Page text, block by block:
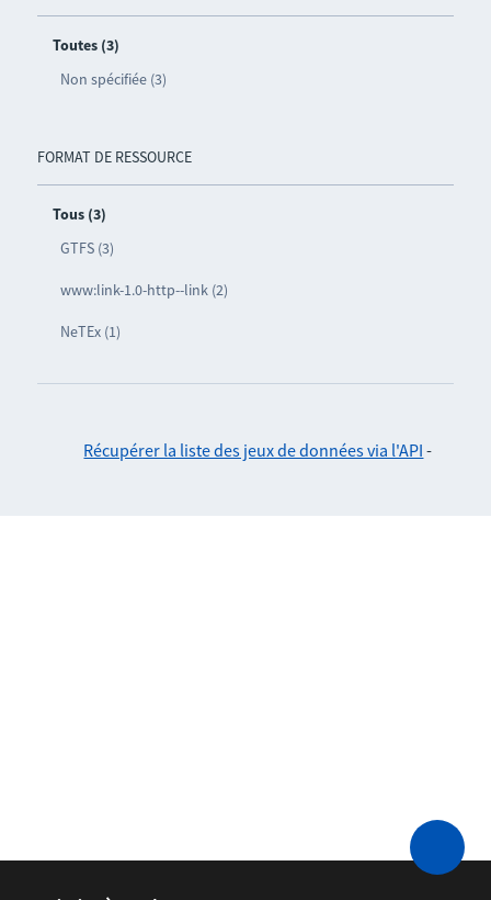
Toutes (3)
Non spécifiée (3)
FORMAT DE RESSOURCE
Tous (3)
GTFS (3)
www:link-1.0-http--link (2)
NeTEx (1)
Récupérer la liste des jeux de données via l'API -